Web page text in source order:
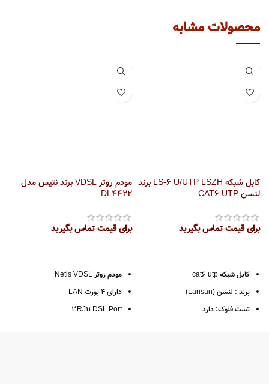
محصولات مشابه
کابل شبکه LS-6 U/UTP LSZH برند
لنسن CAT6 UTP
برای قیمت تماس بگیرید
کابل شبکه cat6 utp
برند : لنسن (Lansan)
تست فلوک: دارد
مودم روتر VDSL برند نتیس مدل
DL4422
برای قیمت تماس بگیرید
مودم روتر Netis VDSL
دارای 4 پورت LAN
1*RJ11 DSL Port